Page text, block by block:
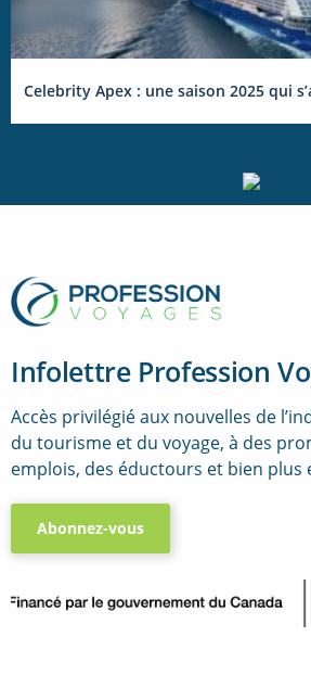
Celebrity Apex : une saison 2025 qui
Infolettre Profession
Accès privilégié aux nouvelles de
du tourisme et du voyage, à des
emplois, des éductours et bien plus
Abonnez-vous